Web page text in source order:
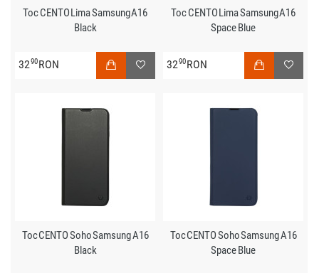
Toc CENTO Lima Samsung A16
Black
3290RON
Toc CENTO Lima Samsung A16
Space Blue
3290RON
Toc CENTO Soho Samsung A16
Black
Toc CENTO Soho Samsung A16
Space Blue